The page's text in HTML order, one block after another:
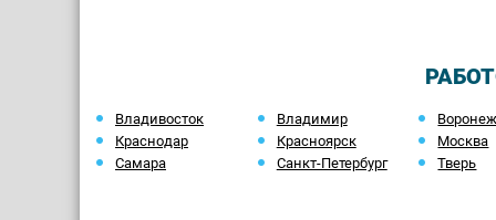
Владивосток Владимир
Краснодар
Красноярск
Москва
Самара
Санкт-Петербург Тверь